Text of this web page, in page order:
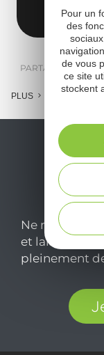
PARTAGER :
PLUS
Ne manquez
et laissez-
pleinement
Pour un
des
de vous
ce site
stockent